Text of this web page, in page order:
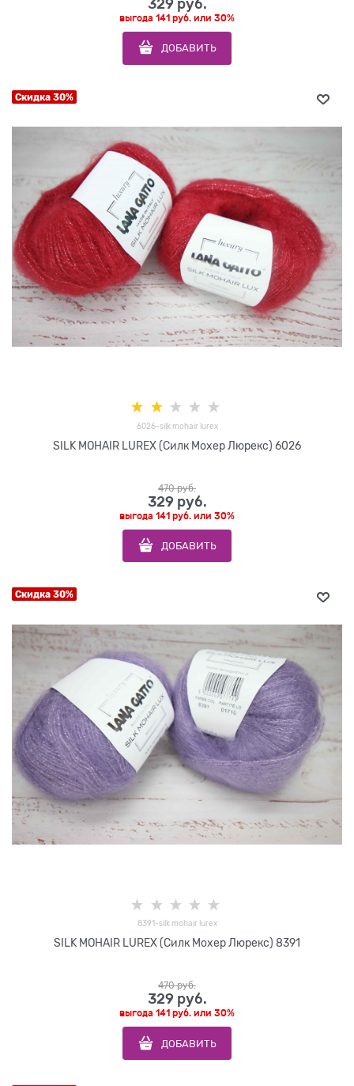
329 руб.
выгода 141 руб. или 30%
ДОБАВИТЬ
Скидка 30%
6026-silk mohair lurex
SILK MOHAIR LUREX (Силк Мохер Люрекс) 6026
470 руб.
329 руб.
выгода 141 руб. или 30%
ДОБАВИТЬ
Скидка 30%
8391-silk mohair lurex
SILK MOHAIR LUREX (Силк Мохер Люрекс) 8391
470 руб.
329 руб.
выгода 141 руб. или 30%
ДОБАВИТЬ